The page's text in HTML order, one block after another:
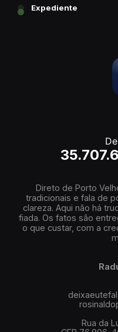
Expediente
Direto de Porto
tradicionais e fala de
clareza. Aqui não há
fiada. Os fatos são
o que custar, com a
Rua da